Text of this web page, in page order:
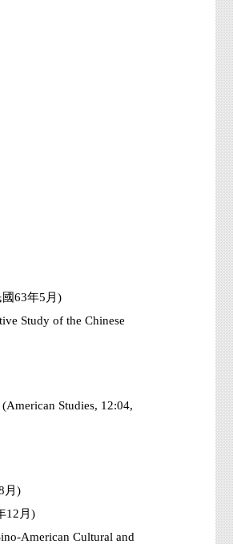
63年5月)
Study of the Chinese
Studies, 12:04,
月)
12月)
American Cultural and